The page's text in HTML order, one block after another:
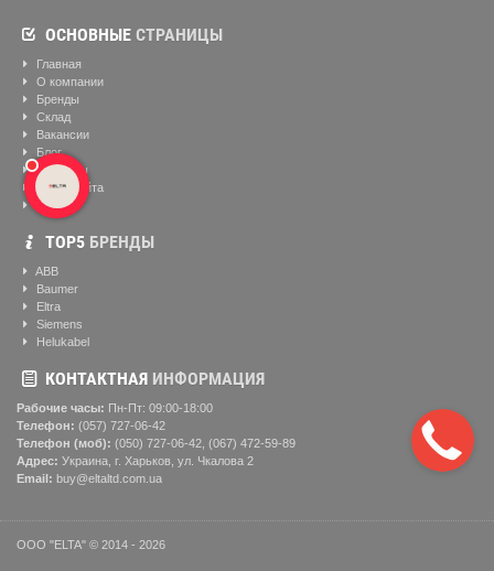
ОСНОВНЫЕ СТРАНИЦЫ
Главная
О компании
Бренды
Склад
Вакансии
Блог
Контакты
Карта сайта
Видео
ТОР5 БРЕНДЫ
ABB
Baumer
Eltra
Siemens
Helukabel
КОНТАКТНАЯ ИНФОРМАЦИЯ
Рабочие часы: Пн-Пт: 09:00-18:00
Телефон: (057) ‎727-06-42
Телефон (моб): (050) 727-06-42, (067) 472-59-89
Адрес: Украина, г. Харьков, ул. Чкалова 2
Email: buy@eltaltd.com.ua
ООО "ELTA" © 2014 - 2026